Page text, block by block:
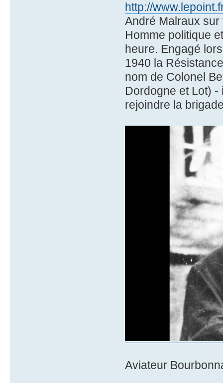
http://
André Malraux
Homme politique
heure. Engagé
1940 la
nom de Colonel
Dordogne et Lot)
rejoindre la
Aviateur